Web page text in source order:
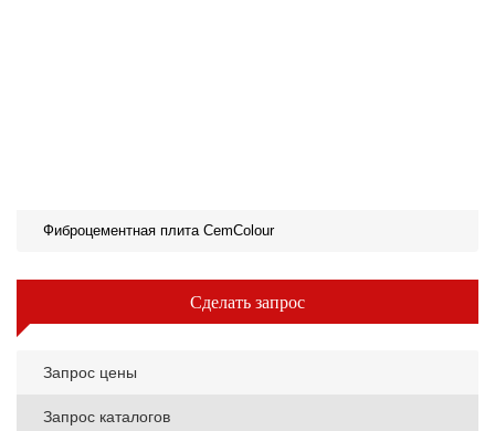
Фиброцементная плита CemColour
Сделать запрос
Запрос цены
Запрос каталогов